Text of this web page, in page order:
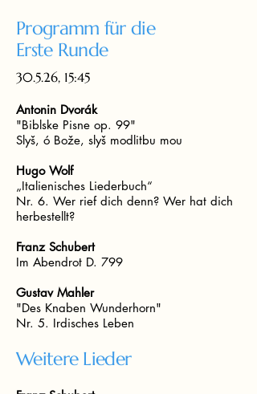
Programm für die
Erste Runde
Antonin Dvorák
"Biblske Pisne op. 99"
Slyš, ó Bože, slyš modlitbu mou
Hugo Wolf
„Italienisches Liederbuch“
Nr. 6. Wer rief dich denn? Wer hat dich
herbestellt?
Franz Schubert
Im Abendrot D. 799
Gustav Mahler
"Des Knaben Wunderhorn"
Nr. 5. Irdisches Leben
30.5.26, 15:45
Weitere Lieder